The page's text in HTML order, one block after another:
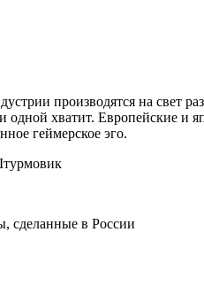
производятся на свет
хватит. Европейские и
геймерское эго.